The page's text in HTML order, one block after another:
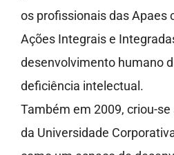
os profissionais das Apaes
Ações Integrais e
desenvolvimento humano
deficiência intelectual.
Também em 2009, criou-
da Universidade